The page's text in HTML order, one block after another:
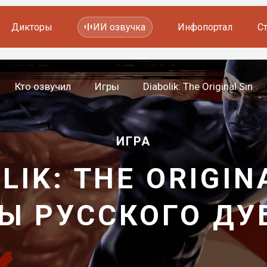
Фильмов и сериалов
Мультфильмов
YouTube каналов
Видеорекламы
Дикторы ИИ озвучка Инфопортал
Кто озвучил Игры Diabolik: The Original Sin
ИГРА
THE
—
РУССКОГО